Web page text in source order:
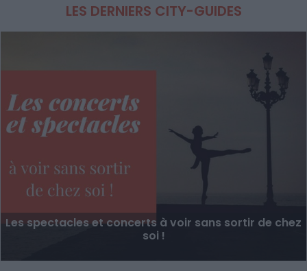
LES DERNIERS CITY-GUIDES
Les spectacles et concerts à voir sans sortir de chez
soi !